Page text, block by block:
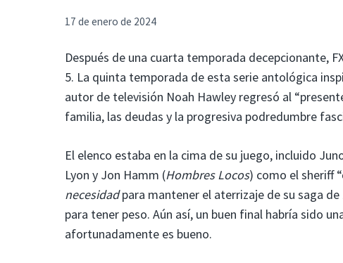
17 de enero de 2024
Después de una cuarta temporada decepcionante,
5. La quinta temporada de esta serie antológica
autor de televisión Noah Hawley regresó al
familia, las deudas y la progresiva podredumbre
El elenco estaba en la cima de su juego, incluido
Lyon y Jon Hamm (Hombres Locos) como el sheriff
necesidadpara mantener el aterrizaje de su saga
para tener peso. Aún así, un buen final habría sido
afortunadamente es bueno.